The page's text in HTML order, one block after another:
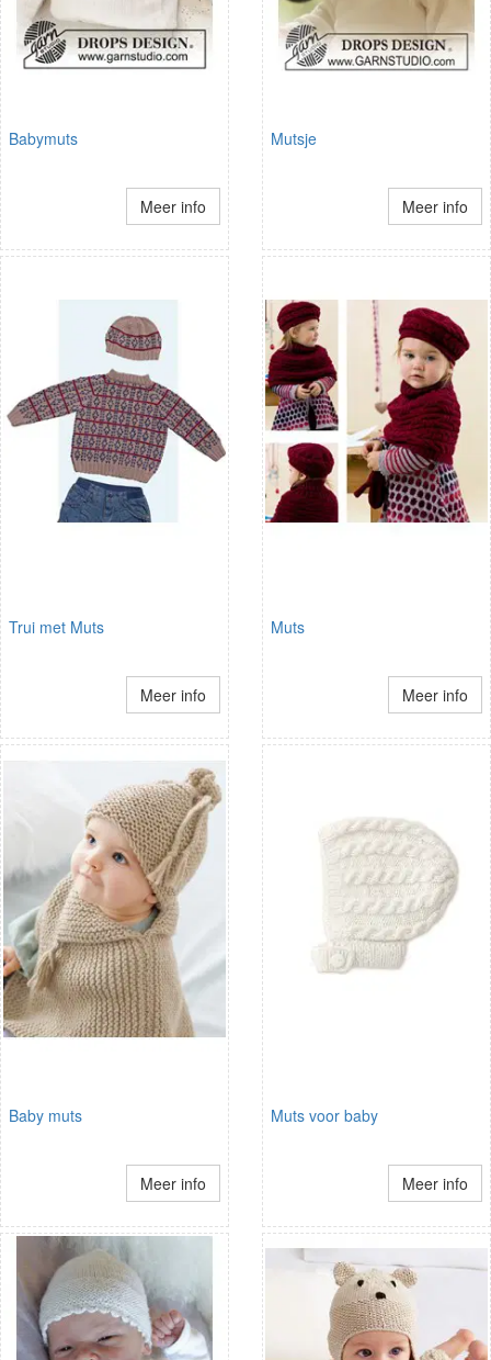
Babymuts
Meer info
Mutsje
Meer info
Trui met Muts
Meer info
Muts
Meer info
Baby muts
Meer info
Muts voor baby
Meer info